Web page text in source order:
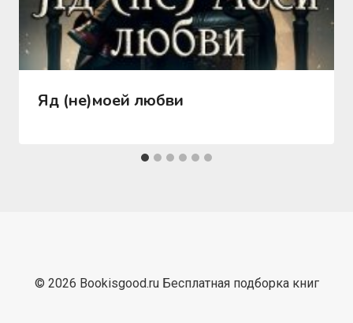
Яд (не)моей любви
© 2026 Bookisgood.ru Бесплатная подборка книг